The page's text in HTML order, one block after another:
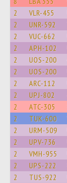
2 VLR-455
2 UNR-592
2 VUC-662
2 APH-102
2 UOS-200
2 UOS-200
2 ARC-112
2 UPJ-802
2 ATC-305
2 TUK-600
2 URM-509
2 UPV-736
2 VMH-955
2 UPS-222
2 TUS-922